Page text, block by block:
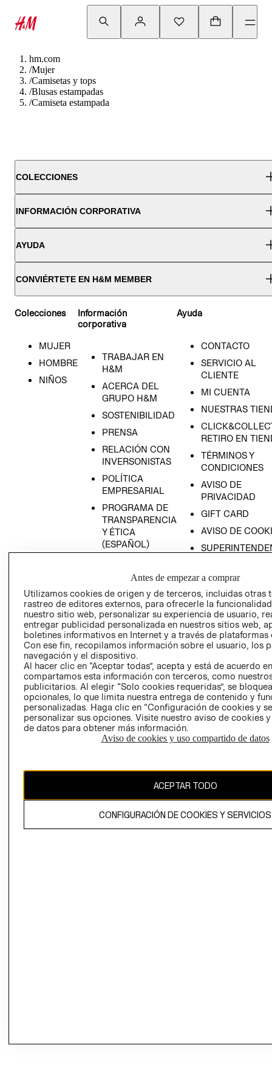
hm.com
/Mujer
/Camisetas y tops
/Blusas estampadas
/Camiseta estampada
COLECCIONES
INFORMACIÓN CORPORATIVA
AYUDA
CONVIÉRTETE EN H&M MEMBER
Colecciones
MUJER
HOMBRE
NIÑOS
Información
corporativa
TRABAJAR EN
H&M
ACERCA DEL
GRUPO H&M
SOSTENIBILIDAD
PRENSA
RELACIÓN CON
INVERSONISTAS
POLÍTICA
EMPRESARIAL
PROGRAMA DE
TRANSPARENCIA
Y ÉTICA
(ESPAÑOL)
TRANSPARENCIA
Ayuda
CONTACTO
SERVICIO AL
CLIENTE
MI CUENTA
NUESTRAS
RETIRO EN
TÉRMINOS Y
CONDICIONES
AVISO DE
PRIVACIDAD
GIFT CARD
AVISO DE
PETICIONES
QUEJAS Y
RECLAMOS
Colombia ($)
CAMBIAR REGIÓN
El contenido de esta página web está protegido por copyright y es
propiedad de H&M Hennes & Mauritz AB.
Antes de empezar a comprar
Utilizamos cookies de origen y de terceros, incluidas otras
rastreo de editores externos, para ofrecerle la
nuestro sitio web, personalizar su experiencia de usuario,
entregar publicidad personalizada en nuestros sitios web,
boletines informativos en Internet y a través de plataformas
Con ese fin, recopilamos información sobre el usuario, los
navegación y el dispositivo.
Al hacer clic en “Aceptar todas”, acepta y está de acuerdo
compartamos esta información con terceros, como
publicitarios. Al elegir “Solo cookies requeridas”, se
opcionales, lo que limita nuestra entrega de contenido y
personalizadas. Haga clic en “Configuración de cookies y
personalizar sus opciones. Visite nuestro aviso de cookies
de datos para obtener más información.
Aviso de cookies y uso compartido de datos
ACEPTAR TODO
CONFIGURACIÓN DE COOKIES Y SERVICIOS